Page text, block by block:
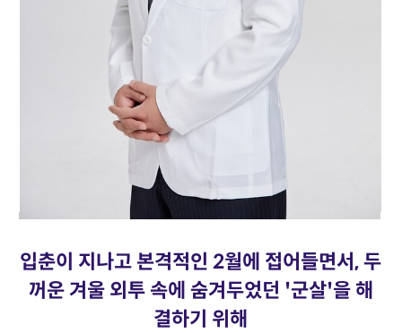
입춘이 지나고 본격적인 2월에 접어들면서, 두
꺼운 겨울 외투 속에 숨겨두었던 '군살'을 해
결하기 위해